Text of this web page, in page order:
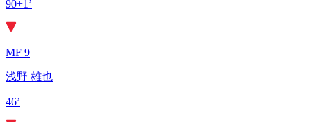
90+1’
MF 9
浅野 雄也
46’